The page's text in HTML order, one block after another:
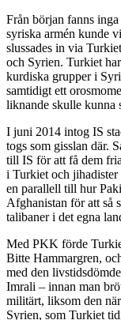
Från början fanns
syriska armén kunde
slussades in via
och Syrien. Turkiet
kurdiska grupper i
samtidigt ett
liknande skulle kunna
I juni 2014 intog IS
togs som gisslan där.
till IS för att få dem
i Turkiet och jihadister
en parallell till hur
Afghanistan för att så
talibaner i det egna
Med PKK förde
Bitte Hammargren,
med den
Imrali – innan man
militärt, liksom den
Syrien, som Turkiet